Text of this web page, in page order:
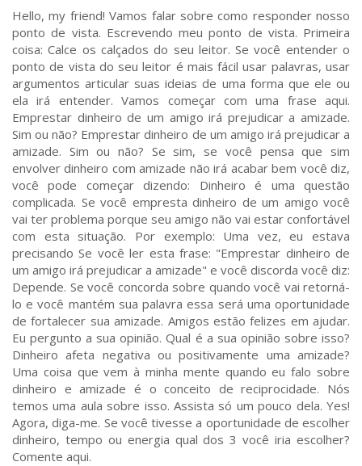
Hello, my friend! Vamos falar sobre como responder nosso
ponto de vista. Escrevendo meu ponto de vista. Primeira
coisa: Calce os calçados do seu leitor. Se você entender o
ponto de vista do seu leitor é mais fácil usar palavras, usar
argumentos articular suas ideias de uma forma que ele ou
ela irá entender. Vamos começar com uma frase aqui.
Emprestar dinheiro de um amigo irá prejudicar a amizade.
Sim ou não? Emprestar dinheiro de um amigo irá prejudicar a
amizade. Sim ou não? Se sim, se você pensa que sim
envolver dinheiro com amizade não irá acabar bem você diz,
você pode começar dizendo: Dinheiro é uma questão
complicada. Se você empresta dinheiro de um amigo você
vai ter problema porque seu amigo não vai estar confortável
com esta situação. Por exemplo: Uma vez, eu estava
precisando Se você ler esta frase: "Emprestar dinheiro de
um amigo irá prejudicar a amizade" e você discorda você diz:
Depende. Se você concorda sobre quando você vai retorná-
lo e você mantém sua palavra essa será uma oportunidade
de fortalecer sua amizade. Amigos estão felizes em ajudar.
Eu pergunto a sua opinião. Qual é a sua opinião sobre isso?
Dinheiro afeta negativa ou positivamente uma amizade?
Uma coisa que vem à minha mente quando eu falo sobre
dinheiro e amizade é o conceito de reciprocidade. Nós
temos uma aula sobre isso. Assista só um pouco dela. Yes!
Agora, diga-me. Se você tivesse a oportunidade de escolher
dinheiro, tempo ou energia qual dos 3 você iria escolher?
Comente aqui.